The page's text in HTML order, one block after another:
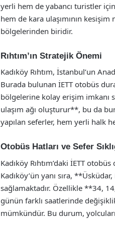
yerli hem de yabancı turistler için
hem de kara ulaşımının
bölgelerinden biridir.
Rıhtım’ın Stratejik Önemi
Kadıköy Rıhtım, İstanbul’un
Burada bulunan İETT otobüs
bölgelerine kolay erişim imkanı
ulaşım ağı oluşturur**, bu da
yapılan seferler, hem yerli halk
Otobüs Hatları ve Sefer
Kadıköy Rıhtım’daki İETT
Kadıköy’ün yanı sıra,
sağlamaktadır. Özellikle **34,
günün farklı saatlerinde
mümkündür. Bu durum,